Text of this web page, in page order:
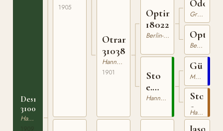
Desmond
310079409
Hannoveranare
1905
Otranto
310389401
Hannoveranare
1901
Optimist
180226095
Berlin-Brandenburger
Sto
e.
Güstrow
Hannoveranare
Graditz
Optima
Beberbeck
Mecklenburgare
Sto
e.
Nord
Hannoveranare